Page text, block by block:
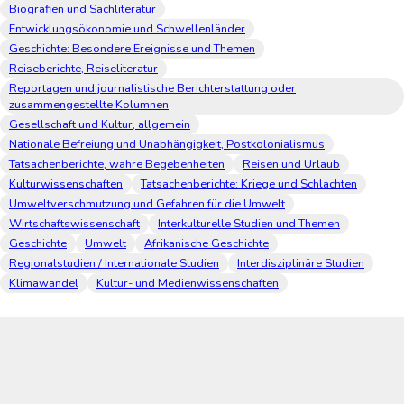
Biografien und Sachliteratur
Entwicklungsökonomie und Schwellenländer
Geschichte: Besondere Ereignisse und Themen
Reiseberichte, Reiseliteratur
Reportagen und journalistische Berichterstattung oder
zusammengestellte Kolumnen
Gesellschaft und Kultur, allgemein
Nationale Befreiung und Unabhängigkeit, Postkolonialismus
Tatsachenberichte, wahre Begebenheiten
Reisen und Urlaub
Kulturwissenschaften
Tatsachenberichte: Kriege und Schlachten
Umweltverschmutzung und Gefahren für die Umwelt
Wirtschaftswissenschaft
Interkulturelle Studien und Themen
Geschichte
Umwelt
Afrikanische Geschichte
Regionalstudien / Internationale Studien
Interdisziplinäre Studien
Klimawandel
Kultur- und Medienwissenschaften